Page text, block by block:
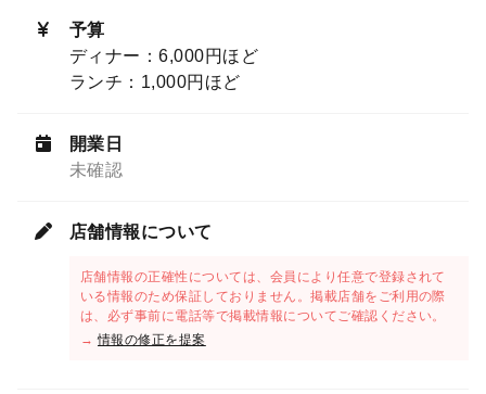
予算
ディナー：6,000円ほど
ランチ：1,000円ほど
開業日
未確認
店舗情報について
店舗情報の正確性については、会員により任意で登録されて
いる情報のため保証しておりません。掲載店舗をご利用の際
は、必ず事前に電話等で掲載情報についてご確認ください。
→情報の修正を提案